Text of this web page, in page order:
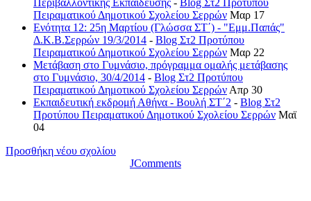
Περιβαλλοντικής Εκπαίδευσης - Blog Στ2 Προτύπου
Πειραματικού Δημοτικού Σχολείου Σερρών Μαρ 17
Ενότητα 12: 25η Μαρτίου (Γλώσσα ΣΤ΄) - "Εμμ.Παπάς"
Δ.Κ.Β.Σερρών 19/3/2014 - Blog Στ2 Προτύπου
Πειραματικού Δημοτικού Σχολείου Σερρών Μαρ 22
Μετάβαση στο Γυμνάσιο, πρόγραμμα ομαλής μετάβασης
στο Γυμνάσιο, 30/4/2014 - Blog Στ2 Προτύπου
Πειραματικού Δημοτικού Σχολείου ΣερρώνΑπρ 30
Εκπαιδευτική εκδρομή Αθήνα - Βουλή ΣΤ΄2 - Blog Στ2
Προτύπου Πειραματικού Δημοτικού Σχολείου Σερρών Μαϊ
04
Προσθήκη νέου σχολίου
JComments